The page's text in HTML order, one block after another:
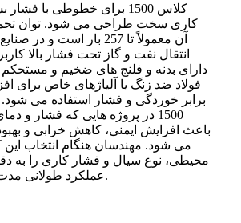
کلاس 1500 برای خطوطی با
کاری سخت طراحی می شود. توان
آن معمولاً تا 257 بار است
انتقال نفت و گاز تحت فشار بالا
دارای بدنه و فلنج های ضخیم و مستحکم
فولاد ضد زنگ یا آلیاژهای خاص برای
برابر خوردگی و فشار استفاده می شود.
1500 در پروژه هایی که فشار و
باعث افزایش ایمنی، کاهش خرابی و
می شود. مهندسان هنگام انتخاب این
محیطی، نوع سیال و فشار کاری را به
عملکرد طولانی مدت ولو تضمین شود.